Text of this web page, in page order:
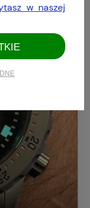
w naszej